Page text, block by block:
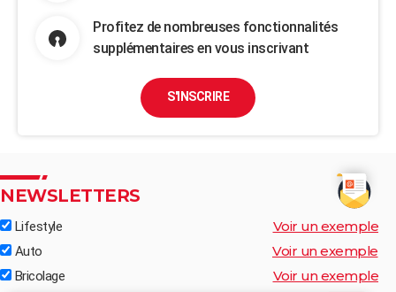
Profitez de nombreuses fonctionnalités
supplémentaires en vous inscrivant
S'INSCRIRE
NEWSLETTERS
Lifestyle Voir un exemple
Auto Voir un exemple
Bricolage Voir un exemple